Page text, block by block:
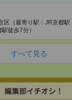
区（最寄り駅：JR京都駅
徒歩7分）
すべて見る